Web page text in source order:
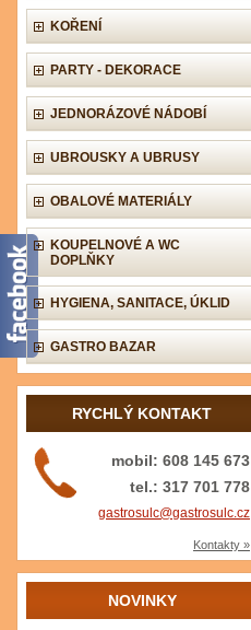
KOŘENÍ
PARTY - DEKORACE
JEDNORÁZOVÉ NÁDOBÍ
UBROUSKY A UBRUSY
OBALOVÉ MATERIÁLY
KOUPELNOVÉ A WC
DOPLŇKY
HYGIENA, SANITACE, ÚKLID
GASTRO BAZAR
RYCHLÝ KONTAKT
mobil: 608 145 673
tel.: 317 701 778
gastrosulc@gastrosulc.cz
Kontakty »
NOVINKY